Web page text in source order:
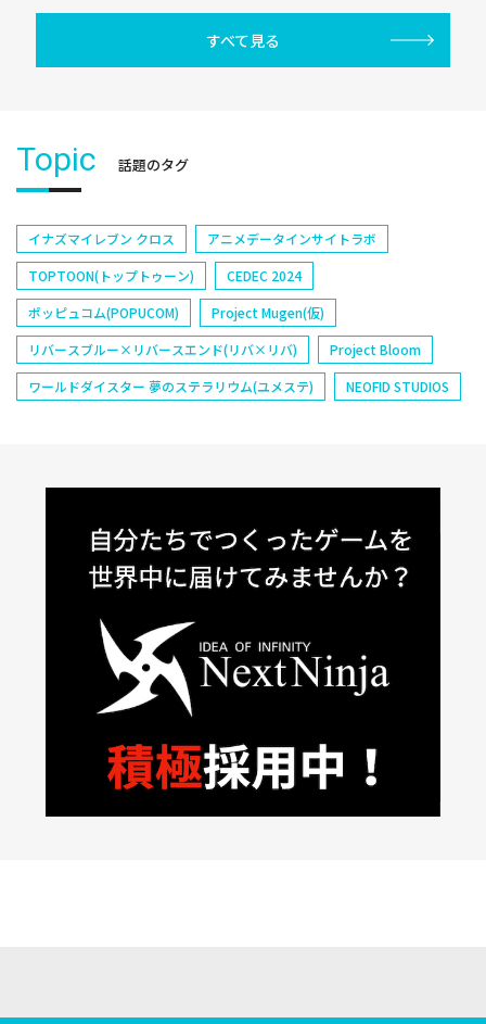
すべて見る
Topic 話題のタグ
イナズマイレブン クロス
アニメデータインサイトラボ
TOPTOON(トップトゥーン)
CEDEC 2024
ポッピュコム(POPUCOM)
Project Mugen(仮)
リバースブルー×リバースエンド(リバ×リバ)
Project Bloom
ワールドダイスター 夢のステラリウム(ユメステ)
NEOFID STUDIOS